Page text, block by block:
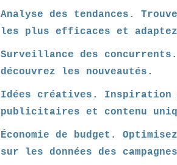
Analyse des tendances.
les plus efficaces et
Surveillance des
découvrez les nouveautés.
Idées créatives. Inspiration
publicitaires et contenu
Économie de budget.
sur les données des